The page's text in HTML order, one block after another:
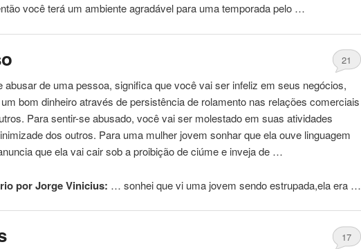
você terá um ambiente agradável para umatemporada pelo …
21
abusar de uma pessoa, significa que você vai ser infeliz em seus negócios,
bom dinheiro através de persistência de rolamento nas relações comerciais
Para sentir-se abusado, você vai ser molestado em suas atividades
dos outros. Para uma mulher jovem sonhar que ela ouve linguagem
que ela vai cair sob a proibição de ciúme e inveja de …
por Jorge Vinicius: … sonhei que vi uma jovem sendo estrupada,ela era …
17